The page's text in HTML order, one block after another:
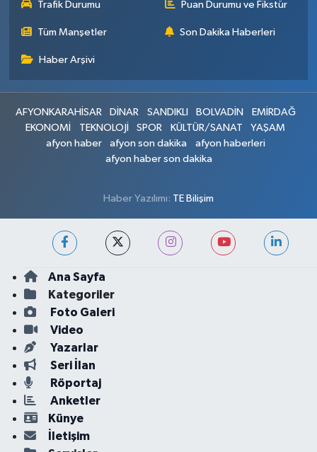
Trafik Durumu Puan Durumu ve Fikstür
Tüm Manşetler Son Dakika Haberleri
Haber Arşivi
AFYONKARAHİSAR DİNAR SANDIKLI BOLVADİN
EMİRDAĞ
EKONOMİ
TEKNOLOJİ SPOR KÜLTÜR/SANAT
YAŞAM
afyon haber
afyon son dakika
afyon haberleri
afyon haber son dakika
Haber Yazılımı: TE Bilişim
Ana Sayfa
Kategoriler
Foto Galeri
Video
Yazarlar
Seri İlan
Röportaj
Anketler
Künye
İletişim